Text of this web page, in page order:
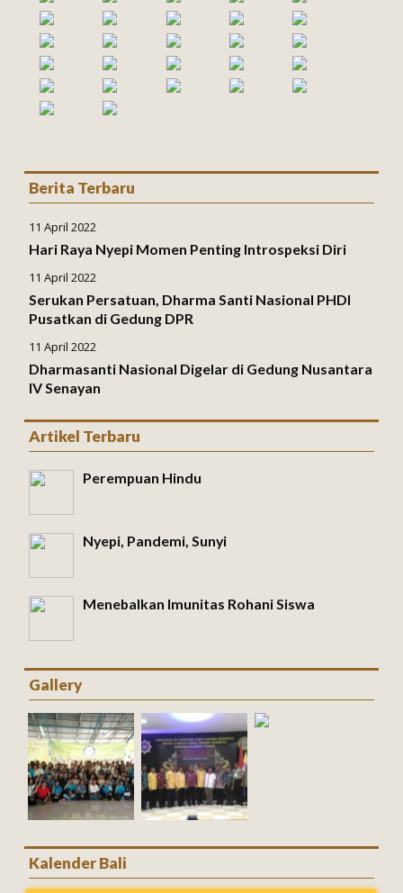
Berita Terbaru
11 April 2022
Hari Raya Nyepi Momen Penting Introspeksi Diri
11 April 2022
Serukan Persatuan, Dharma Santi Nasional PHDI
Pusatkan di Gedung DPR
11 April 2022
Dharmasanti Nasional Digelar di Gedung Nusantara
IV Senayan
Artikel Terbaru
Perempuan Hindu
Nyepi, Pandemi, Sunyi
Menebalkan Imunitas Rohani Siswa
Gallery
Kalender Bali